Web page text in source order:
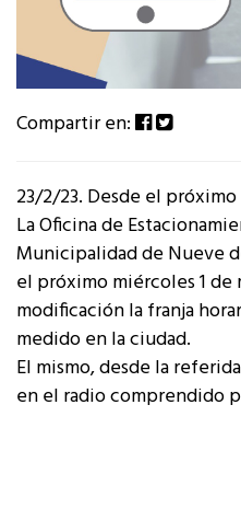
Compartir en:
23/2/23. Desde el
La Oficina de
Municipalidad de Nueve
el próximo miércoles 1 de
modificación la franja
medido en la ciudad.
El mismo, desde la
en el radio comprendido